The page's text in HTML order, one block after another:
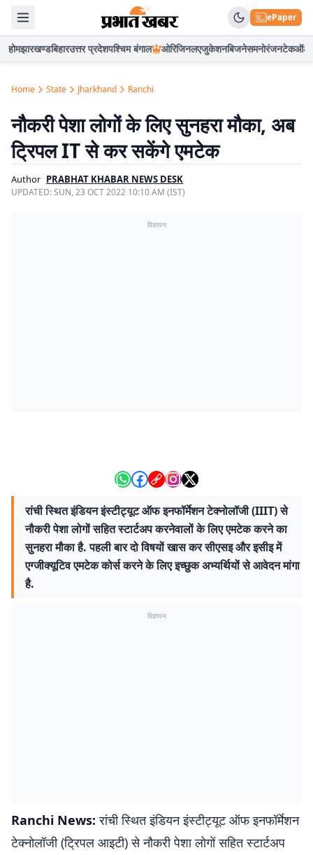
ePaper
होमझारखण्डबिहारउत्तर प्रदेशपश्चिम बंगाल ओरिजिनलएजुकेशनबिजनेसमनोरंजनटेकऑटो
Home State Jharkhand Ranchi
नौैकरी पेशा लोगों के लिए सुनहरा मौका, अब
ट्रिपल IT से कर सकेंगे एमटेक
Author PRABHAT KHABAR NEWS DESK
UPDATED:SUN, 23 OCT 2022 10:10 AM (IST)
विज्ञापन
रांची स्थित इंडियन इंस्टीट्यूट ऑफ इनफॉर्मेशन टेक्नोलॉजी (IIIT) से
नौकरी पेशा लोगों सहित स्टार्टअप करनेवालों के लिए एमटेक करने का
सुनहरा मौका है. पहली बार दो विषयों खास कर सीएसइ और इसीइ में
एग्जीक्यूटिव एमटेक कोर्स करने के लिए इच्छुक अभ्यर्थियों से आवेदन मांगा
है.
विज्ञापन
Ranchi News: रांची स्थित इंडियन इंस्टीट्यूट ऑफ इनफॉर्मेशन
टेक्नोलॉजी (ट्रिपल आइटी) से नौकरी पेशा लोगों सहित स्टार्टअप